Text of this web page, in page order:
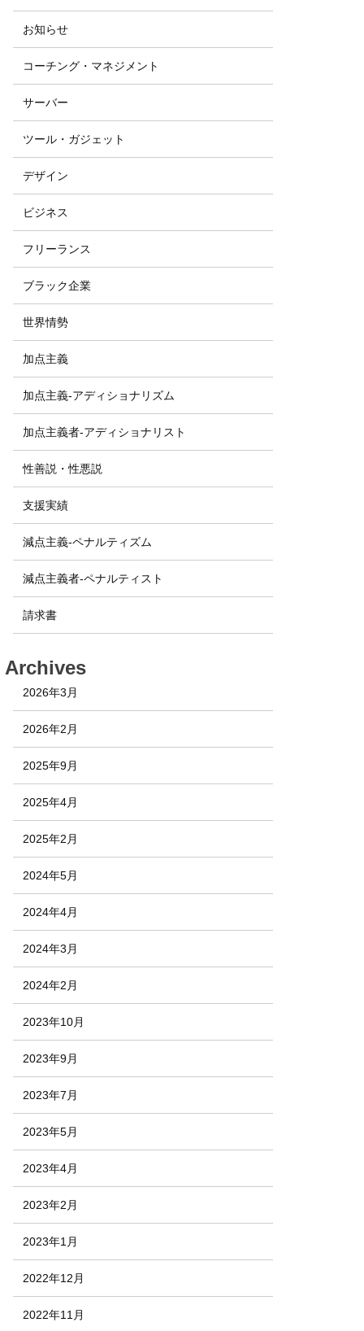
お知らせ
コーチング・マネジメント
サーバー
ツール・ガジェット
デザイン
ビジネス
フリーランス
ブラック企業
世界情勢
加点主義
加点主義-アディショナリズム
加点主義者-アディショナリスト
性善説・性悪説
支援実績
減点主義-ペナルティズム
減点主義者-ペナルティスト
請求書
Archives
2026年3月
2026年2月
2025年9月
2025年4月
2025年2月
2024年5月
2024年4月
2024年3月
2024年2月
2023年10月
2023年9月
2023年7月
2023年5月
2023年4月
2023年2月
2023年1月
2022年12月
2022年11月